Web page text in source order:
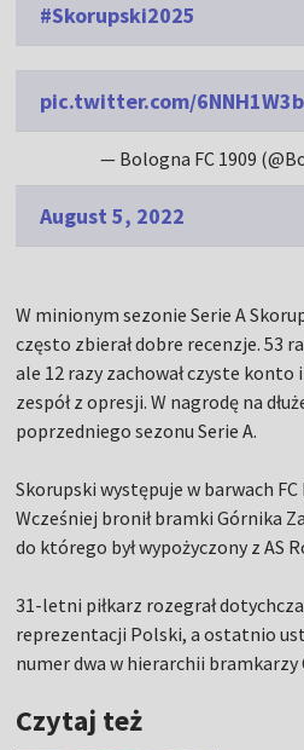
#Skorupski2025
pic.twitter.com/
— Bologna FC 1909
August 5, 2022
W minionym sezonie Serie A
często zbierał dobre recenzje. 53
ale 12 razy zachował czyste konto
zespół z opresji. W nagrodę na
poprzedniego sezonu Serie A.
Skorupski występuje w barwach
Wcześniej bronił bramki Górnika
do którego był wypożyczony z AS
31-letni piłkarz rozegrał
reprezentacji Polski, a ostatnio
numer dwa w hierarchii bramkarzy
Czytaj też